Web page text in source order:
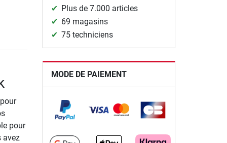
pour
avez
Plus de 7.000 articles
69 magasins
75 techniciens
MODE DE PAIEMENT